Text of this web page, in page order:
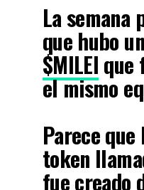
La semana
que hubo
$MILEI que
el mismo
Parece
token
fue creado